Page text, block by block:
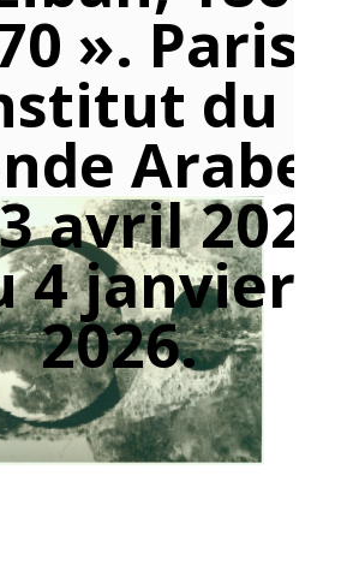
». Paris,
du
Arabe.
avril 2025
4 janvier
2026.
acceptez de nous communiquer
pour l’envoi de la Newsletter. En
transmise à un tiers.